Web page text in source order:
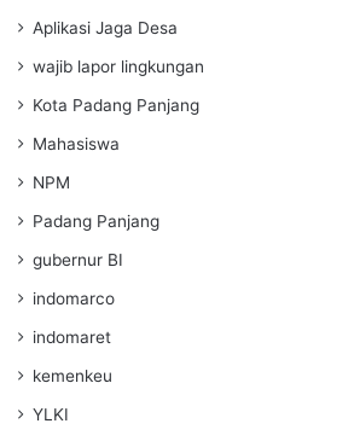
Aplikasi Jaga Desa
wajib lapor lingkungan
Kota Padang Panjang
Mahasiswa
NPM
Padang Panjang
gubernur BI
indomarco
indomaret
kemenkeu
YLKI